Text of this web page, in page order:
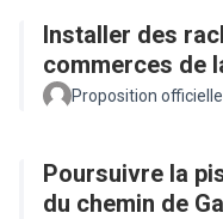
Installer des
commerces de
Proposition officielle
Poursuivre la
du chemin de